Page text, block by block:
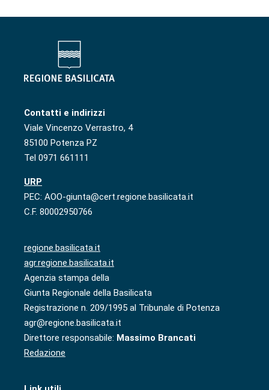
Contatti e indirizzi
Viale Vincenzo Verrastro, 4
85100 Potenza PZ
Tel 0971 661111
URP
PEC: AOO-giunta@cert.regione.basilicata.it
C.F. 80002950766
regione.basilicata.it
agr.regione.basilicata.it
Agenzia stampa della
Giunta Regionale della Basilicata
Registrazione n. 209/1995 al Tribunale di Potenza
agr@regione.basilicata.it
Direttore responsabile: Massimo Brancati
Redazione